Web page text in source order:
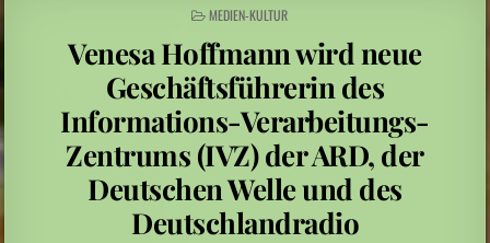
Niedrige Wasserstände: Auf Rekordtief
Umweltkatastrophe: Drohende Ölkatastrophe vor der Küste des Oman
Sexualisierte Gewalt: Starr vor Angst
POSTED
MEDIEN-KULTUR
Venesa Hoffmann wird neue
Geschäftsführerin des
Informations-Verarbeitungs-
Zentrums (IVZ) der ARD, der
Deutschen Welle und des
Deutschlandradio